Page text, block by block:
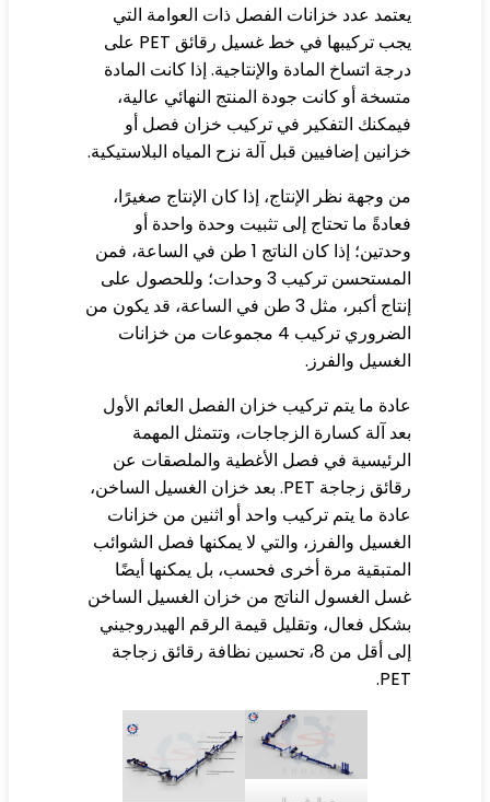
عدد خزانات الفصل ذات العوامة التي
يجب تركيبها في خط غسيل رقائق PET على
اتساخ المادة والإنتاجية. إذا كانت المادة
أو كانت جودة المنتج النهائي عالية،
التفكير في تركيب خزان فصل أو
إضافيين قبل آلة نزح المياه البلاستيكية.
وجهة نظر الإنتاج، إذا كان الإنتاج صغيرًا،
ما تحتاج إلى تثبيت وحدة واحدة أو
وحدتين؛ إذا كان الناتج 1 طن في الساعة، فمن
المستحسن تركيب 3 وحدات؛ وللحصول على
إنتاج أكبر، مثل 3 طن في الساعة، قد يكون من
الضروري تركيب 4 مجموعات من خزانات
والفرز.
ما يتم تركيب خزان الفصل العائم الأول
آلة كسارة الزجاجات، وتتمثل المهمة
في فصل الأغطية والملصقات عن
رقائق زجاجة PET. بعد خزان الغسيل الساخن،
ما يتم تركيب واحد أو اثنين من خزانات
والفرز، والتي لا يمكنها فصل الشوائب
مرة أخرى فحسب، بل يمكنها أيضًا
الغسول الناتج من خزان الغسيل الساخن
فعال، وتقليل قيمة الرقم الهيدروجيني
إلى أقل من 8، تحسين نظافة رقائق زجاجة